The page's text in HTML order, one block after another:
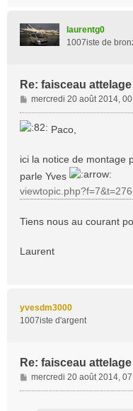
laurentg0
1007iste de
Re: faisceau
M
e
s
g
e
mercredi 20 août 2014,
Paco,
ici la notice de montage
parle Yves
Tiens nous au courant
Laurent
yvesdm3000
1007iste d'argent
Re: faisceau
M
e
mercredi 20 août 2014,